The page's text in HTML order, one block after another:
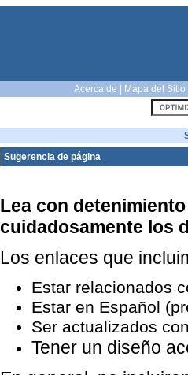
Acerca de Mapa del Sitio
Sugerencia de página
Lea con
cuidadosamente los
Los enlaces que
Estar relacionados
Estar en Español
Ser actualizados
Tener un diseño